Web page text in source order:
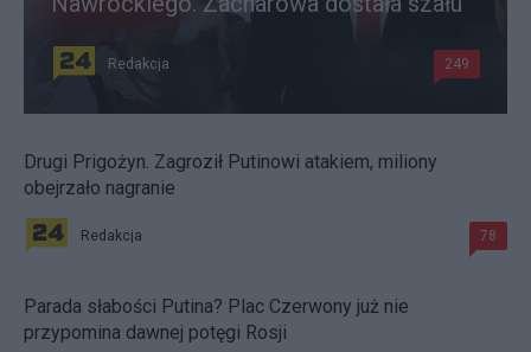
Redakcja 249
Drugi Prigożyn. Zagroził Putinowi atakiem, miliony
obejrzało nagranie
Redakcja 78
Parada słabości Putina? Plac Czerwony już nie
przypomina dawnej potęgi Rosji